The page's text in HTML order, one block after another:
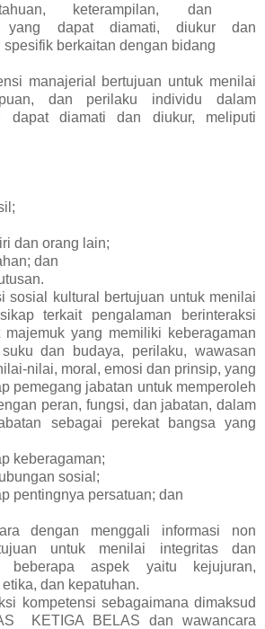
keterampilan,
dan
dapat diamati, diukur dan
berkaitan dengan bidang
manajerial bertujuan untuk menilai
dan perilaku individu dalam
dapat diamati dan diukur, meliputi
dan orang lain;
dan
sosial kultural bertujuan untuk menilai
terkait pengalaman berinteraksi
majemuk yang memiliki keberagaman
dan budaya, perilaku, wawasan
nilai, moral, emosi dan prinsip, yang
pemegang jabatan untuk memperoleh
peran, fungsi, dan jabatan, dalam
sebagai perekat bangsa yang
keberagaman;
sosial;
pentingnya persatuan; dan
dengan menggali informasi non
untuk menilai integritas dan
beberapa aspek yaitu kejujuran,
dan kepatuhan.
kompetensi sebagaimana dimaksud
KETIGA BELAS dan wawancara